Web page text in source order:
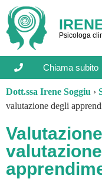
Psicologa
Chiama subito
Dott.ssa Irene Soggiu ›
valutazione degli